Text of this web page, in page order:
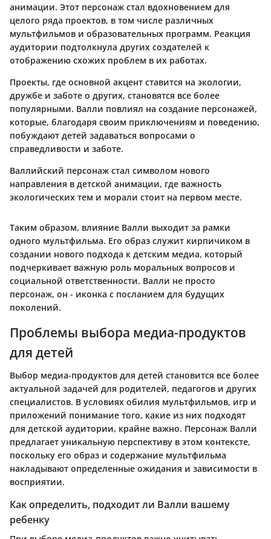
анимации. Этот персонаж стал вдохновением для
целого ряда проектов, в том числе различных
мультфильмов и образовательных программ. Реакция
аудитории подтолкнула других создателей к
отображению схожих проблем в их работах.
Проекты, где основной акцент ставится на экологии,
дружбе и заботе о других, становятся все более
популярными. Валли повлиял на создание персонажей,
которые, благодаря своим приключениям и поведению,
побуждают детей задаваться вопросами о
справедливости и заботе.
Валлийский персонаж стал символом нового
направления в детской анимации, где важность
экологических тем и морали стоит на первом месте.
Таким образом, влияние Валли выходит за рамки
одного мультфильма. Его образ служит кирпичиком в
создании нового подхода к детским медиа, который
подчеркивает важную роль моральных вопросов и
социальной ответственности. Валли не просто
персонаж, он - иконка с посланием для будущих
поколений.
Проблемы выбора медиа-продуктов
для детей
Выбор медиа-продуктов для детей становится все более
актуальной задачей для родителей, педагогов и других
специалистов. В условиях обилия мультфильмов, игр и
приложений понимание того, какие из них подходят
для детской аудитории, крайне важно. Персонаж Валли
предлагает уникальную перспективу в этом контексте,
поскольку его образ и содержание мультфильма
накладывают определенные ожидания и зависимости в
восприятии.
Как определить, подходит ли Валли вашему
ребенку